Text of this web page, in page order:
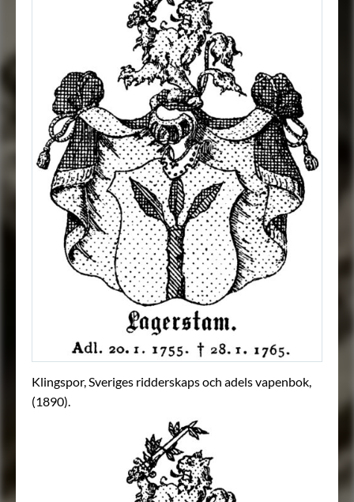
Klingspor, Sveriges ridderskaps och adels vapenbok,
(1890).